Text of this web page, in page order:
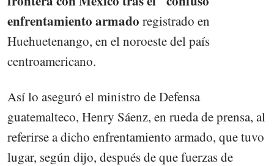
enfrentamiento armado registrado en
Huehuetenango, en el noroeste del país
centroamericano.
Así lo aseguró el ministro de Defensa
guatemalteco, Henry Sáenz, en rueda de prensa, al
referirse a dicho enfrentamiento armado, que tuvo
lugar, según dijo, después de que fuerzas de